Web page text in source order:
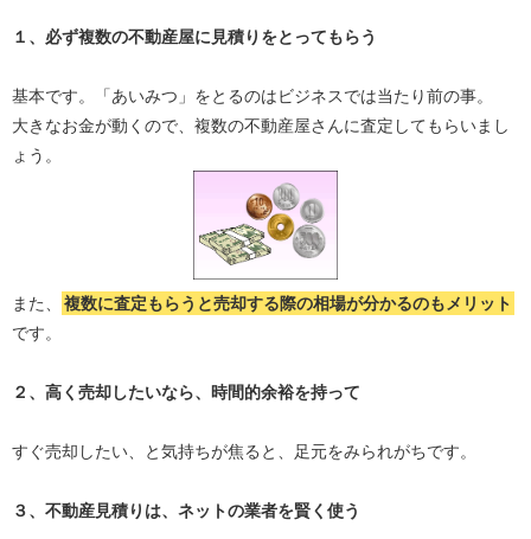
１、必ず複数の不動産屋に見積り をとってもらう
基本です。「あいみつ」をとるのはビジネスでは当たり前の事。
大きなお金が動くので、複数の不動産屋さんに査定してもらいまし
ょう。
また、 複数に査定もらうと売却する際の相場が分かるのもメリット
です。
２、高く売却したいなら、時間的余裕を持って
すぐ売却したい、と気持ちが焦ると、足元をみられがちです。
３、不動産見積りは、ネットの業者を賢く使う